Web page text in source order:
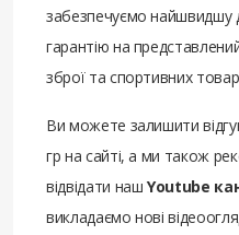
забезпечуємо найшвидшу
гарантію на
зброї та спортивних
Ви можете залишити
гр на сайті, а ми також
відвідати нашYoutube
викладаємо нові